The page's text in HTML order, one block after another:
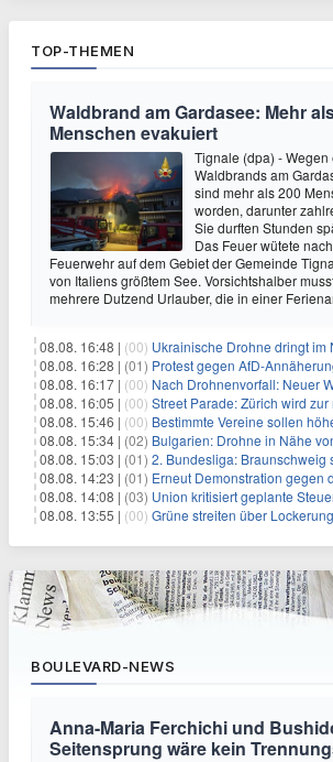
TOP-THEMEN
Waldbrand am Gardasee: Mehr
Menschen evakuiert
Tignale (dpa) -
Waldbrands am
sind mehr als 200
worden, darunter
Sie durften Stunden
Das Feuer wütete
Feuerwehr auf dem Gebiet der Gemeinde
von Italiens größtem See. Vorsichtshalber
mehrere Dutzend Urlauber, die in einer
08.08. 16:48 | (00) Ukrainische Drohne dringt im
08.08. 16:28 | (01) Protest gegen AfD-Annäherung -
08.08. 16:17 | (00) Nach Drohnenvorfall: Neuer
08.08. 16:05 | (00) Street Parade: Zürich wird
08.08. 15:46 | (00) Bestimmte Vereine sollen
08.08. 15:34 | (02) Bulgarien: Drohne in Nähe von
08.08. 15:03 | (01) 2. Bundesliga: Braunschweig
08.08. 14:23 | (01) Erneut Demonstration gegen den
08.08. 14:08 | (03) Union kritisiert geplante
08.08. 13:55 | (00) Grüne streiten über Lockerung des
BOULEVARD-NEWS
Anna-Maria Ferchichi und
Seitensprung wäre kein